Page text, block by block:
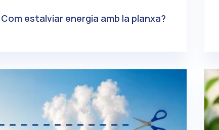
Com estalviar energia amb la planxa?